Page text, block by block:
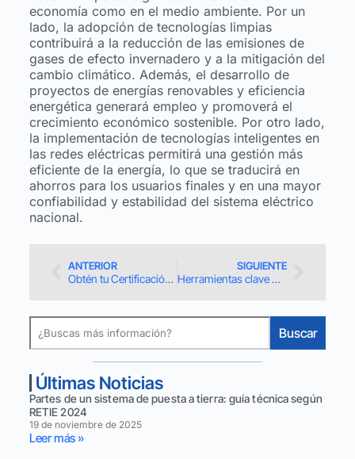
economía como en el medio ambiente. Por un
lado, la adopción de tecnologías limpias
contribuirá a la reducción de las emisiones de
gases de efecto invernadero y a la mitigación del
cambio climático. Además, el desarrollo de
proyectos de energías renovables y eficiencia
energética generará empleo y promoverá el
crecimiento económico sostenible. Por otro lado,
la implementación de tecnologías inteligentes en
las redes eléctricas permitirá una gestión más
eficiente de la energía, lo que se traducirá en
ahorros para los usuarios finales y en una mayor
confiabilidad y estabilidad del sistema eléctrico
nacional.
ANTERIOR
Obtén tu Certificación RETIE en solo 5 pasos
SIGUIENTE
Herramientas clave para implementar RETIE en Colombia
Buscar
Últimas Noticias
Partes de un sistema de puesta a tierra: guía técnica según
RETIE 2024
19 de noviembre de 2025
Leer más »